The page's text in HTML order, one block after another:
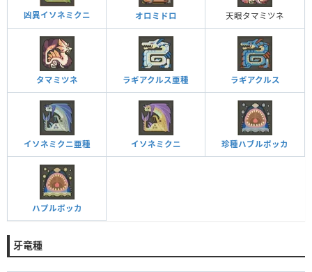
凶異イソネミクニ オロミドロ 天眼タマミツネ
タマミツネ ラギアクルス亜種 ラギアクルス
イソネミクニ亜種 イソネミクニ 珍種ハブルボッカ
ハプルボッカ
牙竜種